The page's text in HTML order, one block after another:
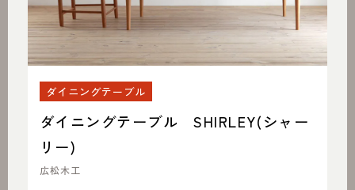
ダイニングテーブル
ダイニングテーブル SHIRLEY(シャー
リー)
広松木工